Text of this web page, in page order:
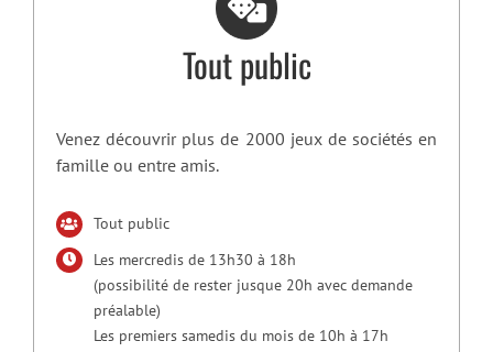
Tout public
Venez découvrir plus de 2000 jeux de sociétés en
famille ou entre amis.
Tout public
Les mercredis de 13h30 à 18h
(possibilité de rester jusque 20h avec demande
préalable)
Les premiers samedis du mois de 10h à 17h